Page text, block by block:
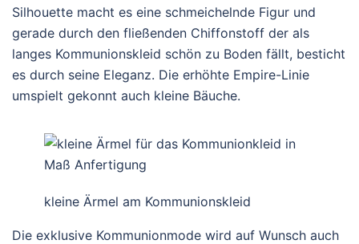
Silhouette macht es eine schmeichelnde Figur und
gerade durch den fließenden Chiffonstoff der als
langes Kommunionskleid schön zu Boden fällt, besticht
es durch seine Eleganz. Die erhöhte Empire-Linie
umspielt gekonnt auch kleine Bäuche.
kleine Ärmel am Kommunionskleid
Die exklusive Kommunionmode wird auf Wunsch auch